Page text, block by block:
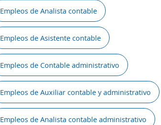
Empleos de Analista contable
Empleos de Asistente contable
Empleos de Contable administrativo
Empleos de Auxiliar contable y administrativo
Empleos de Analista contable administrativo